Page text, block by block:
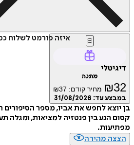
איזה פורמט לשלוח
דיגיטלי
מתנה
₪32 מחיר קודם: ₪37
במבצע עד: 31/08/2026
בן יוצא לחפש את אביו, מספר
קסום הנע בין פנטזיה למציאות, ומגלה
מפתיעות.
הצצה מהירה